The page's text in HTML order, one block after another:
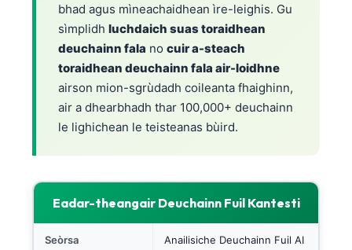
bhad agus mìneachaidhean ìre-leighis. Gu
sìmplidh luchdaich suas toraidhean
deuchainn fala no cuir a-steach
toraidhean deuchainn fala air-loidhne
airson mion-sgrùdadh coileanta fhaighinn,
air a dhearbhadh thar 100,000+ deuchainn
le lighichean le teisteanas bùird.
Eadar-theangair Deuchainn Fuil Kantesti
Seòrsa
Anailisiche Deuchainn Fuil AI